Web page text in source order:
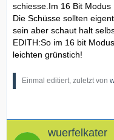
schiesse.Im 16 Bit Modus
Die Schüsse sollten
sein aber schaut halt
EDITH:So im 16 bit
leichten grünstich!
Einmal editiert, zuletzt von
wuerfelkater